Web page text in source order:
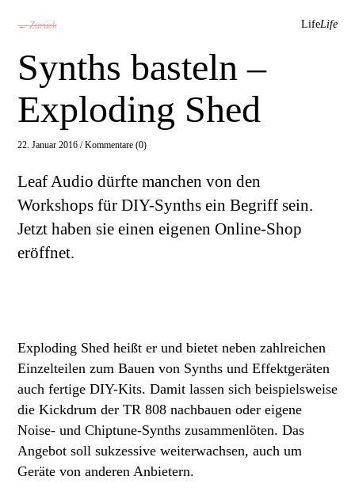
← Zurück LifeLife
Synths basteln –
Exploding Shed
22. Januar 2016 /Kommentare (0)
Leaf Audio dürfte manchen von den
Workshops für DIY-Synths ein Begriff sein.
Jetzt haben sie einen eigenen Online-Shop
eröffnet.
Exploding Shed heißt er und bietet neben zahlreichen
Einzelteilen zum Bauen von Synths und Effektgeräten
auch fertige DIY-Kits. Damit lassen sich beispielsweise
die Kickdrum der TR 808 nachbauen oder eigene
Noise- und Chiptune-Synths zusammenlöten. Das
Angebot soll sukzessive weiterwachsen, auch um
Geräte von anderen Anbietern.